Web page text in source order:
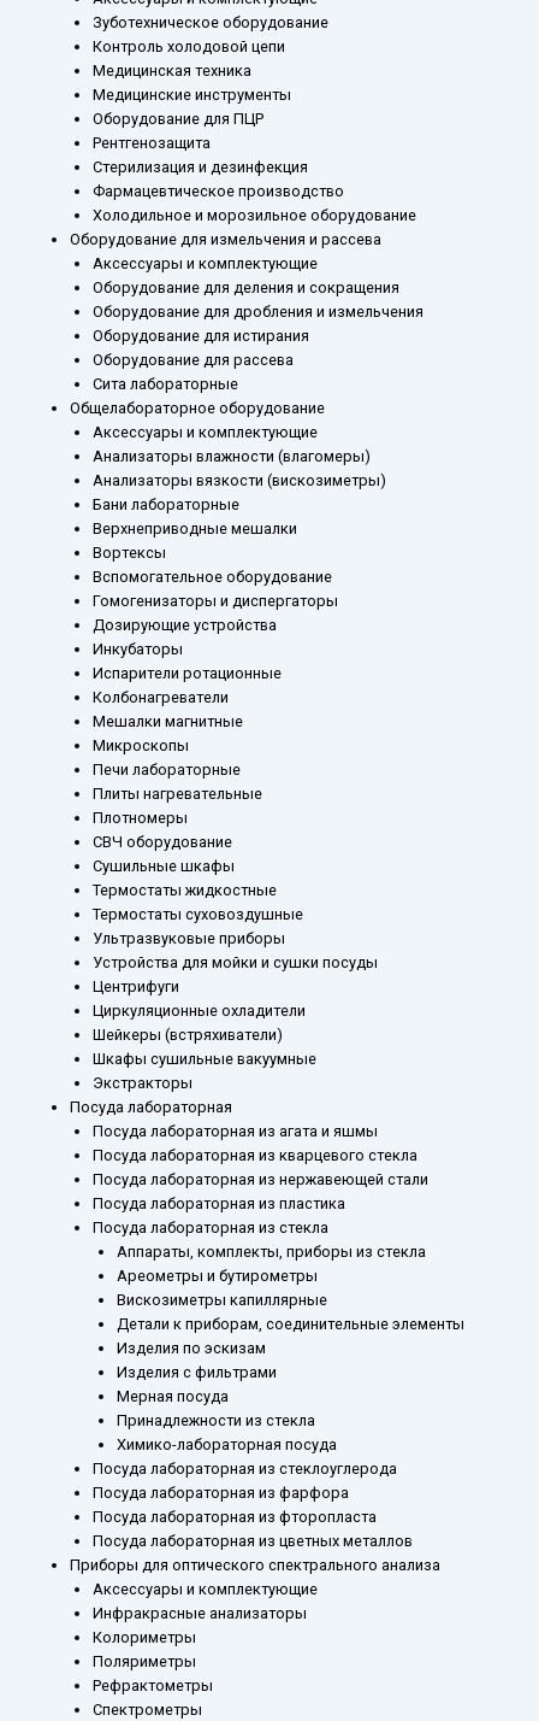
Зуботехническое оборудование
Контроль холодовой цепи
Медицинская техника
Медицинские инструменты
Оборудование для ПЦР
Рентгенозащита
Стерилизация и дезинфекция
Фармацевтическое производство
Холодильное и морозильное оборудование
Оборудование для измельчения и рассева
Аксессуары и комплектующие
Оборудование для деления и сокращения
Оборудование для дробления и измельчения
Оборудование для истирания
Оборудование для рассева
Сита лабораторные
Общелабораторное оборудование
Аксессуары и комплектующие
Анализаторы влажности (влагомеры)
Анализаторы вязкости (вискозиметры)
Бани лабораторные
Верхнеприводные мешалки
Вортексы
Вспомогательное оборудование
Гомогенизаторы и диспергаторы
Дозирующие устройства
Инкубаторы
Испарители ротационные
Колбонагреватели
Мешалки магнитные
Микроскопы
Печи лабораторные
Плиты нагревательные
Плотномеры
СВЧ оборудование
Сушильные шкафы
Термостаты жидкостные
Термостаты суховоздушные
Ультразвуковые приборы
Устройства для мойки и сушки посуды
Центрифуги
Циркуляционные охладители
Шейкеры (встряхиватели)
Шкафы сушильные вакуумные
Экстракторы
Посуда лабораторная
Посуда лабораторная из агата и яшмы
Посуда лабораторная из кварцевого стекла
Посуда лабораторная из нержавеющей стали
Посуда лабораторная из пластика
Посуда лабораторная из стекла
Аппараты, комплекты, приборы из стекла
Ареометры и бутирометры
Вискозиметры капиллярные
Детали к приборам, соединительные элементы
Изделия по эскизам
Изделия с фильтрами
Мерная посуда
Принадлежности из стекла
Химико-лабораторная посуда
Посуда лабораторная из стеклоуглерода
Посуда лабораторная из фарфора
Посуда лабораторная из фторопласта
Посуда лабораторная из цветных металлов
Приборы для оптического спектрального анализа
Аксессуары и комплектующие
Инфракрасные анализаторы
Колориметры
Поляриметры
Рефрактометры
Спектрометры